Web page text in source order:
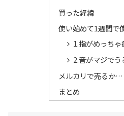
買った経緯
使い始めて1週間で
1.指がめっちゃ
2.音がマジでう
メルカリで売るか…
まとめ